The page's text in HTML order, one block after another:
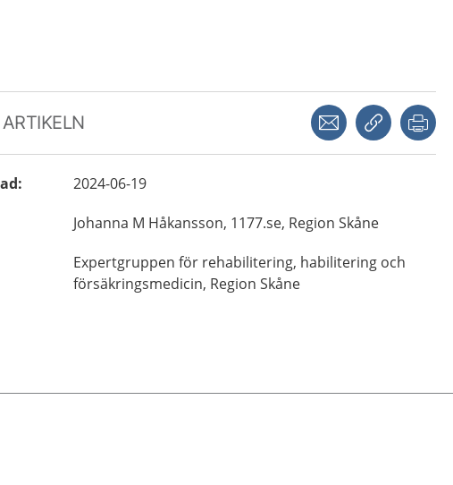
Dela via mejlKopiera länk
:
2024-06-19
Johanna M Håkansson, 1177.se, Region Skåne
Expertgruppen för rehabilitering, habilitering och
försäkringsmedicin, Region Skåne